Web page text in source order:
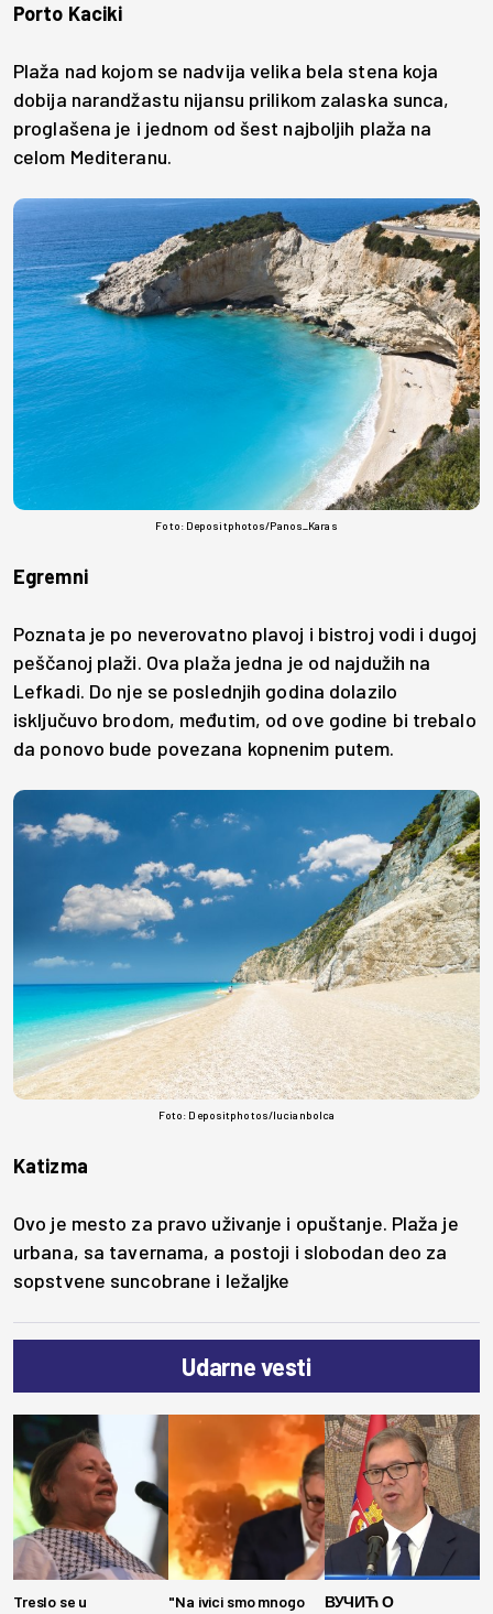
Porto Kaciki
Plaža nad kojom se nadvija velika bela stena koja
dobija narandžastu nijansu prilikom zalaska sunca,
proglašena je i jednom od šest najboljih plaža na
celom Mediteranu.
Foto: Depositphotos/Panos_Karas
Egremni
Poznata je po neverovatno plavoj i bistroj vodi i dugoj
peščanoj plaži. Ova plaža jedna je od najdužih na
Lefkadi. Do nje se poslednjih godina dolazilo
isključuvo brodom, međutim, od ove godine bi trebalo
da ponovo bude povezana kopnenim putem.
Foto: Depositphotos/lucianbolca
Katizma
Ovo je mesto za pravo uživanje i opuštanje. Plaža je
urbana, sa tavernama, a postoji i slobodan deo za
sopstvene suncobrane i ležaljke
Udarne vesti
Treslo se u
"Na ivici smo mnogo
ВУЧИЋ О